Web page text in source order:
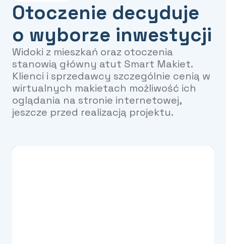
Otoczenie decyduje
o wyborze inwestycji
Widoki z mieszkań oraz otoczenia
stanowią główny atut Smart Makiet.
Klienci i sprzedawcy szczególnie cenią w
wirtualnych makietach możliwość ich
oglądania na stronie internetowej,
jeszcze przed realizacją projektu.